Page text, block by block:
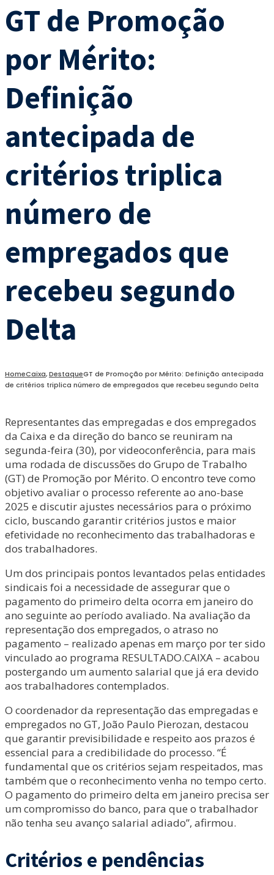
GT de Promoção
por Mérito:
Definição
antecipada de
critérios triplica
número de
empregados que
recebeu segundo
Delta
HomeCaixa,DestaqueGT de Promoção por Mérito: Definição antecipada
de critérios triplica número de empregados que recebeu segundo Delta
Representantes das empregadas e dos empregados
da Caixa e da direção do banco se reuniram na
segunda-feira (30), por videoconferência, para mais
uma rodada de discussões do Grupo de Trabalho
(GT) de Promoção por Mérito. O encontro teve como
objetivo avaliar o processo referente ao ano-base
2025 e discutir ajustes necessários para o próximo
ciclo, buscando garantir critérios justos e maior
efetividade no reconhecimento das trabalhadoras e
dos trabalhadores.
Um dos principais pontos levantados pelas entidades
sindicais foi a necessidade de assegurar que o
pagamento do primeiro delta ocorra em janeiro do
ano seguinte ao período avaliado. Na avaliação da
representação dos empregados, o atraso no
pagamento – realizado apenas em março por ter sido
vinculado ao programa RESULTADO.CAIXA – acabou
postergando um aumento salarial que já era devido
aos trabalhadores contemplados.
O coordenador da representação das empregadas e
empregados no GT, João Paulo Pierozan, destacou
que garantir previsibilidade e respeito aos prazos é
essencial para a credibilidade do processo. “É
fundamental que os critérios sejam respeitados, mas
também que o reconhecimento venha no tempo certo.
O pagamento do primeiro delta em janeiro precisa ser
um compromisso do banco, para que o trabalhador
não tenha seu avanço salarial adiado”, afirmou.
Critérios e pendências